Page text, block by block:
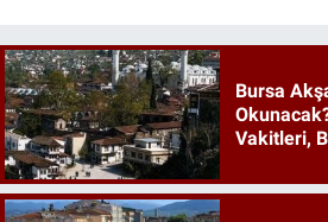
Bursa
Vakitleri,